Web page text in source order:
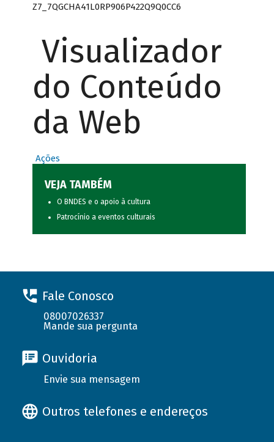
Z7_7QGCHA41L0RP906P422Q9Q0CC6
Visualizador
do Conteúdo
da Web
Ações
VEJA TAMBÉM
O BNDES e o apoio à cultura
Patrocínio a eventos culturais
Fale Conosco
08007026337
Mande sua pergunta
Ouvidoria
Envie sua mensagem
Outros telefones e endereços